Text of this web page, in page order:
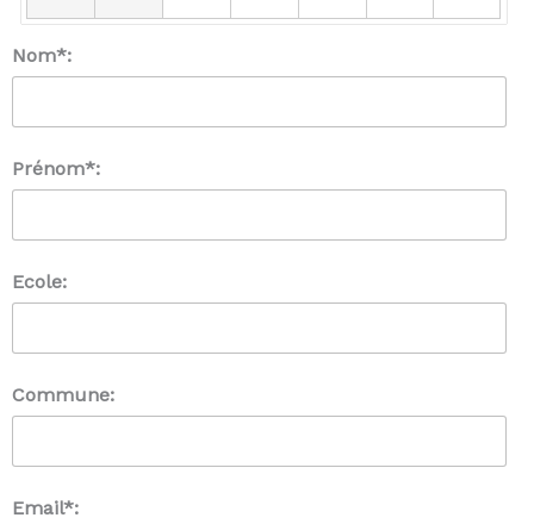
Nom*:
Prénom*:
Ecole:
Commune:
Email*: